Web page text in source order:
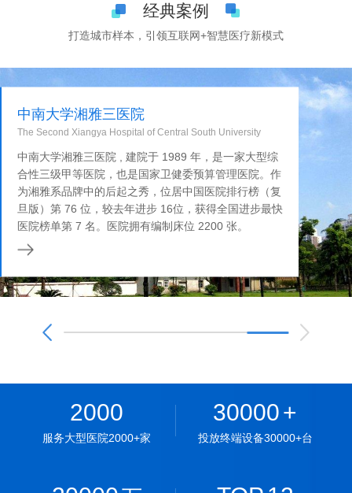
经典案例
打造城市样本，引领互联网+智慧医疗新模式
中南大学湘雅三医院
The Second Xiangya Hospital of Central South University
中南大学湘雅三医院 , 建院于 1989 年，是一家大型综
合性三级甲等医院，也是国家卫健委预算管理医院。作
为湘雅系品牌中的后起之秀，位居中国医院排行榜（复
旦版）第 76 位，较去年进步 16位，获得全国进步最快
医院榜单第 7 名。医院拥有编制床位 2200 张。
2000
服务大型医院2000+家
30000+
投放终端设备30000+台